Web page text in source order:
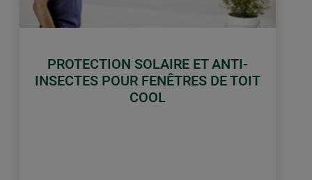
PROTECTION SOLAIRE ET ANTI-
INSECTES POUR FENÊTRES DE TOIT
COOL